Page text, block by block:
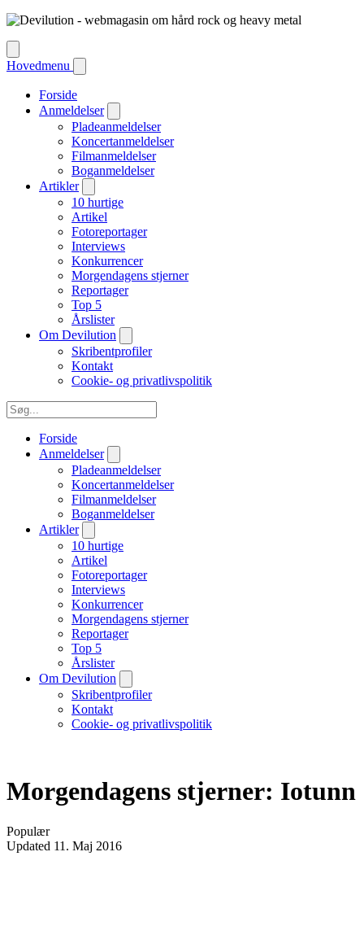
Hovedmenu
Forside
Anmeldelser
Pladeanmeldelser
Koncertanmeldelser
Filmanmeldelser
Boganmeldelser
Artikler
10 hurtige
Artikel
Fotoreportager
Interviews
Konkurrencer
Morgendagens stjerner
Reportager
Top 5
Årslister
Om Devilution
Skribentprofiler
Kontakt
Cookie- og privatlivspolitik
Forside
Anmeldelser
Pladeanmeldelser
Koncertanmeldelser
Filmanmeldelser
Boganmeldelser
Artikler
10 hurtige
Artikel
Fotoreportager
Interviews
Konkurrencer
Morgendagens stjerner
Reportager
Top 5
Årslister
Om Devilution
Skribentprofiler
Kontakt
Cookie- og privatlivspolitik
Morgendagens stjerner: Iotunn
Populær
Updated 11. Maj 2016